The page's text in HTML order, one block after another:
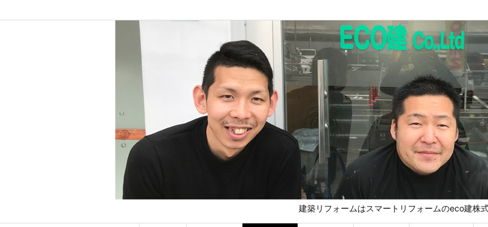
建築リフォームはスマートリフォームのeco建株